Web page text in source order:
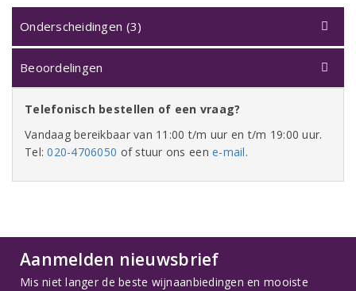
Onderscheidingen (3)
Beoordelingen
Telefonisch bestellen of een vraag?
Vandaag bereikbaar van 11:00 t/m uur en t/m 19:00 uur.
Tel:020-4706050 of stuur ons eene-mail.
Aanmelden nieuwsbrief
Mis niet langer de beste wijnaanbiedingen en mooiste